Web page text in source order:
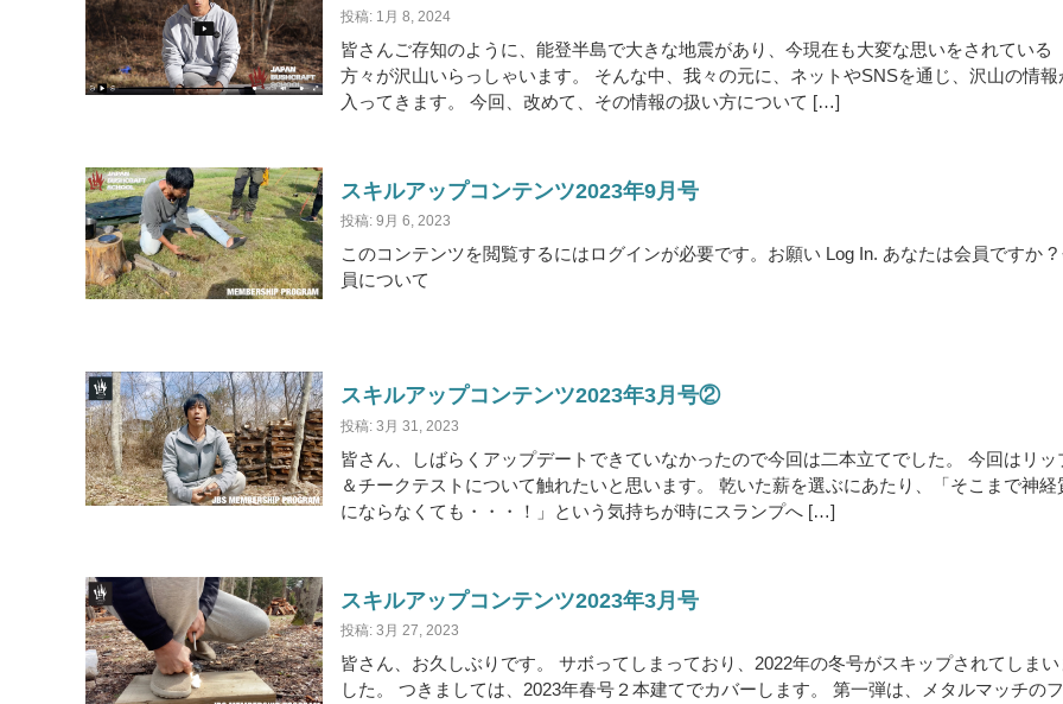
投稿: 1月 8, 2024
皆さんご存知のように、能登半島で大きな地震があり、今現在も大変な思いをされている
方々が沢山いらっしゃいます。 そんな中、我々の元に、ネットやSNSを通じ、沢山の情報
入ってきます。 今回、改めて、その情報の扱い方について […]
スキルアップコンテンツ2023年9月号
投稿: 9月 6, 2023
このコンテンツを閲覧するにはログインが必要です。お願い Log In. あなたは会員ですか ?
員について
スキルアップコンテンツ2023年3月号②
投稿: 3月 31, 2023
皆さん、しばらくアップデートできていなかったので今回は二本立てでした。 今回はリッ
＆チークテストについて触れたいと思います。 乾いた薪を選ぶにあたり、「そこまで神経
にならなくても・・・！」という気持ちが時にスランプへ […]
スキルアップコンテンツ2023年3月号
投稿: 3月 27, 2023
皆さん、お久しぶりです。 サボってしまっており、2022年の冬号がスキップされてしまい
した。 つきましては、2023年春号２本建てでカバーします。 第一弾は、メタルマッチの